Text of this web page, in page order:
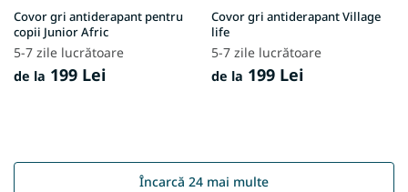
Covor gri antiderapant pentru
copii Junior Afric
5-7 zile lucrătoare
de la 199 Lei
Covor gri antiderapant Village
life
5-7 zile lucrătoare
de la 199 Lei
Încarcă 24 mai multe